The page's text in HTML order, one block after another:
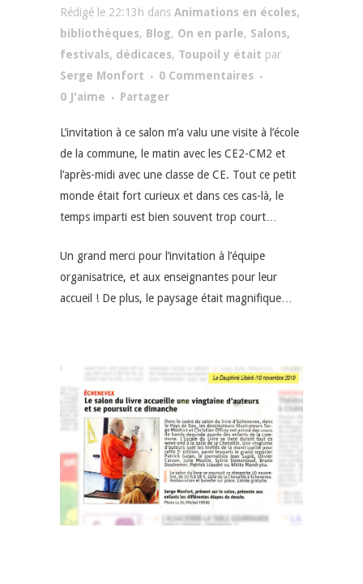
Rédigé le 22:13h dans Animations en écoles,
bibliothèques, Blog, On en parle, Salons,
festivals, dédicaces, Toupoil y était par
Serge Monfort
0 Commentaires
0 J'aime Partager
L’invitation à ce salon m’a valu une visite à l’école
de la commune, le matin avec les CE2-CM2 et
l’après-midi avec une classe de CE. Tout ce petit
monde était fort curieux et dans ces cas-là, le
temps imparti est bien souvent trop court…
Un grand merci pour l’invitation à l’équipe
organisatrice, et aux enseignantes pour leur
accueil ! De plus, le paysage était magnifique…